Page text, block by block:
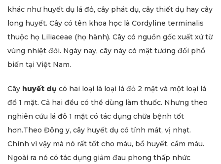
khác như huyết dụ lá đỏ, cây phát dụ, cây thiết dụ hay cây
long huyết. Cây có tên khoa học là Cordyline terminalis
thuộc họ Liliaceae (họ hành). Cây có nguồn gốc xuất xứ từ
vùng nhiệt đới. Ngày nay, cây này có mặt tương đối phổ
biến tại Việt Nam.
Cây huyết dụ có hai loại là loại lá đỏ 2 mặt và một loại lá
đổ 1 mặt. Cả hai đều có thể dùng làm thuốc. Nhưng theo
nghiên cứu lá đỏ 1 mặt có tác dụng chữa bệnh tốt
hơn.Theo Đông y, cây huyết dụ có tính mát, vị nhạt.
Chính vì vậy mà nó rất tốt cho máu, bổ huyết, cầm máu.
Ngoài ra nó có tác dụng giảm đau phong thấp nhức